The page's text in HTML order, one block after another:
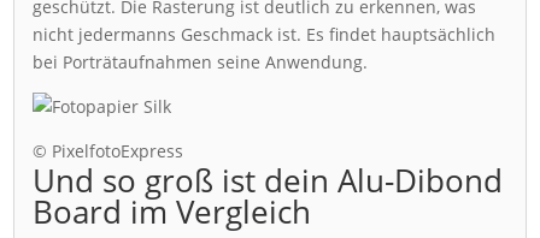
geschützt. Die Rasterung ist deutlich zu erkennen, was
nicht jedermanns Geschmack ist. Es findet hauptsächlich
bei Porträtaufnahmen seine Anwendung.
© PixelfotoExpress
Und so groß ist dein Alu-Dibond
Board im Vergleich